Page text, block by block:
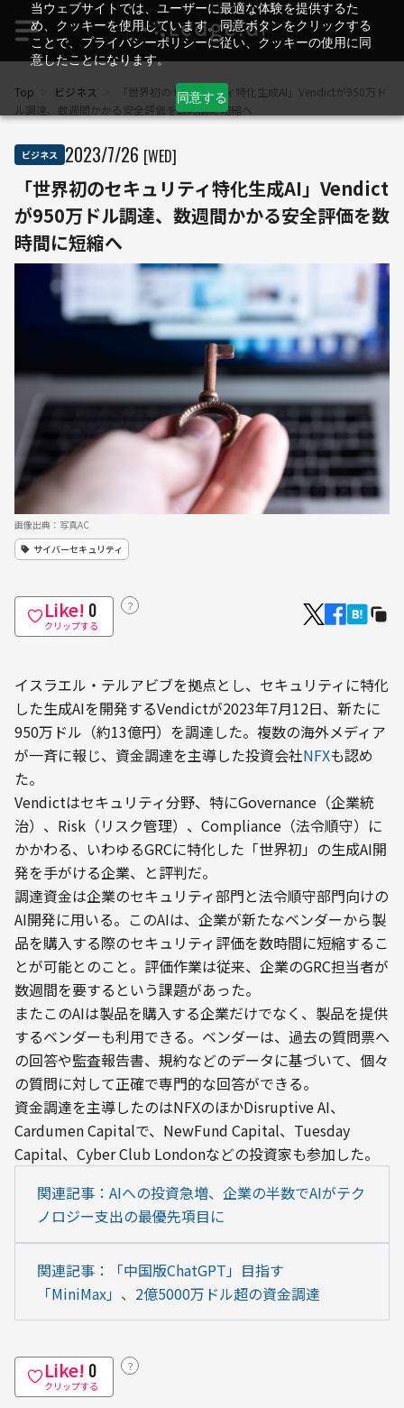
当ウェブサイトでは、ユーザーに最適な体験を提供するた
め、クッキーを使用しています。同意ボタンをクリックする
ことで、プライバシーポリシーに従い、クッキーの使用に同
意したことになります。
同意する
Top ビジネス
「世界初のセキュリティ特化生成AI」Vendictが950万ド
ル調達、数週間かかる安全評価を数時間に短縮へ
ビジネス 2023/7/26 [WED]
「世界初のセキュリティ特化生成AI」Vendict
が950万ドル調達、数週間かかる安全評価を数
時間に短縮へ
画像出典：写真AC
サイバーセキュリティ
Like! 0
クリップする
？
イスラエル・テルアビブを拠点とし、セキュリティに特化
した生成AIを開発するVendictが2023年7月12日、新たに
950万ドル（約13億円）を調達した。複数の海外メディア
が一斉に報じ、資金調達を主導した投資会社NFXも認め
た。
Vendictはセキュリティ分野、特にGovernance（企業統
治）、Risk（リスク管理）、Compliance（法令順守）に
かかわる、いわゆるGRCに特化した「世界初」の生成AI開
発を手がける企業、と評判だ。
調達資金は企業のセキュリティ部門と法令順守部門向けの
AI開発に用いる。このAIは、企業が新たなベンダーから製
品を購入する際のセキュリティ評価を数時間に短縮するこ
とが可能とのこと。評価作業は従来、企業のGRC担当者が
数週間を要するという課題があった。
またこのAIは製品を購入する企業だけでなく、製品を提供
するベンダーも利用できる。ベンダーは、過去の質問票へ
の回答や監査報告書、規約などのデータに基づいて、個々
の質問に対して正確で専門的な回答ができる。
資金調達を主導したのはNFXのほかDisruptive AI、
Cardumen Capitalで、NewFund Capital、Tuesday
Capital、Cyber Club Londonなどの投資家も参加した。
関連記事：AIへの投資急増、企業の半数でAIがテク
ノロジー支出の最優先項目に
関連記事：「中国版ChatGPT」目指す
「MiniMax」、2億5000万ドル超の資金調達
Like! 0
クリップする
？